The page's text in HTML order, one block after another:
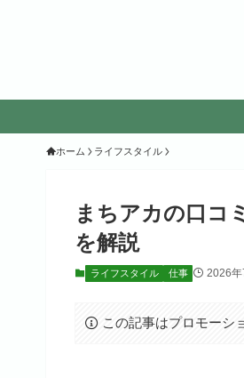
ホーム ライフスタイル
まちアカの口コ
を解説
ライフスタイル 仕事 2026年
この記事はプロモーシ